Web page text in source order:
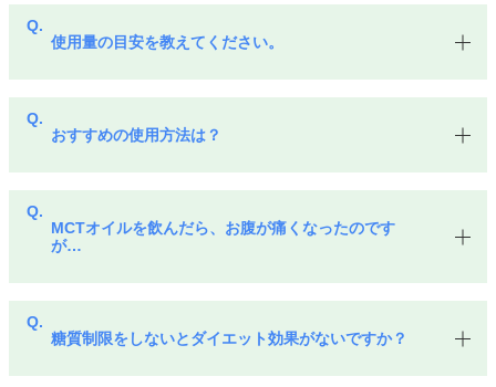
使用量の目安を教えてください。
おすすめの使用方法は？
MCTオイルを飲んだら、お腹が痛くなったのです
が…
糖質制限をしないとダイエット効果がないですか？